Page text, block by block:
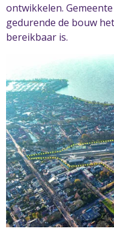
ontwikkelen.
gedurende de bouw
bereikbaar is.